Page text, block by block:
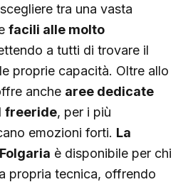
tra una vasta
facili alle molto
a tutti di trovare il
proprie capacità. Oltre allo
anche aree dedicate
freeride, per i più
emozioni forti. La
è disponibile per chi
propria tecnica, offrendo